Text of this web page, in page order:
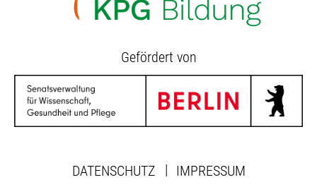
Gefördert von
DATENSCHUTZ IMPRESSUM